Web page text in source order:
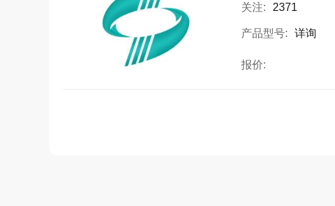
关注: 2371
产品型号: 详询
报价: